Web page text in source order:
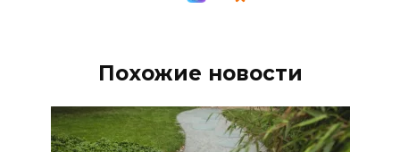
Похожие новости